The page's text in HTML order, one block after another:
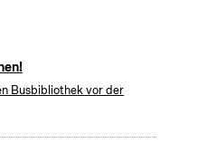
Busbibliothek vor der